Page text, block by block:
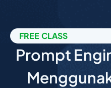
FREE CLASS
Prompt